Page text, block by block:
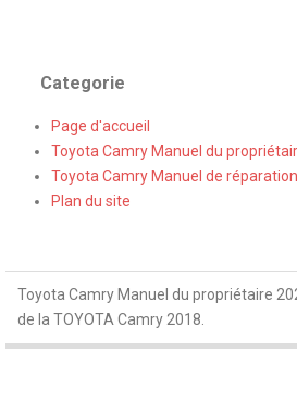
Categorie
Page d'accueil
Toyota Camry Manuel du
Toyota Camry Manuel de
Plan du site
Toyota Camry Manuel du propriétaire
de la TOYOTA Camry 2018.